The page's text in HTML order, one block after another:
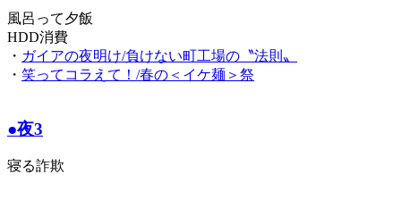
風呂って夕飯
HDD消費
・ ガイアの夜明け/負けない町工場の〝法則〟
・ 笑ってコラえて！/春の＜イケ麺＞祭
●夜3
寝る詐欺